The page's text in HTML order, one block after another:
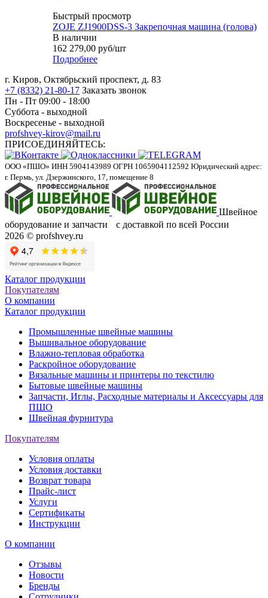
Быстрый просмотр
ZOJE ZJ1900DSS-3 Закрепочная машина (голова)
В наличии
162 279,00 руб/шт
Подробнее
г. Киров, Октябрьский проспект, д. 83
+7 (8332) 21-80-17 Заказать звонок
Пн - Пт 09:00 - 18:00
Суббота - выходной
Воскресенье - выходной
profshvey-kirov@mail.ru
ПРИСОЕДИНЯЙТЕСЬ:
ООО «ПШО» ИНН 5904143989 ОГРН 1065904112592 Юридический адрес:
г. Пермь, ул. Дзержинского, 17, помещение 8
Швейное
оборудование и запчасти с доставкой по всей России
2026 © profshvey.ru
Каталог продукции
Покупателям
О компании
Каталог продукции
Промышленные швейные машины
Вышивальное оборудование
Влажно-тепловая обработка
Раскройное оборудование
Вязальные машины и принтеры по текстилю
Бытовые швейные машины
Запчасти, Иглы, Расходные материалы и Аксессуары для
ПШО
Швейная фурнитура
Покупателям
Условия оплаты
Условия доставки
Возврат товара
Прайс-лист
Услуги
Сертификаты
Инструкции
О компании
Отзывы
Новости
Бренды